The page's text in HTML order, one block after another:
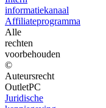
informatiekanaal
Affiliateprogramma
Alle
rechten
voorbehouden
©
Auteursrecht
OutletPC
Juridische